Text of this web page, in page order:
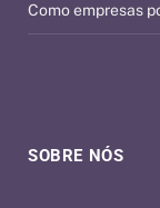
SOBRE NÓS
Como empresas